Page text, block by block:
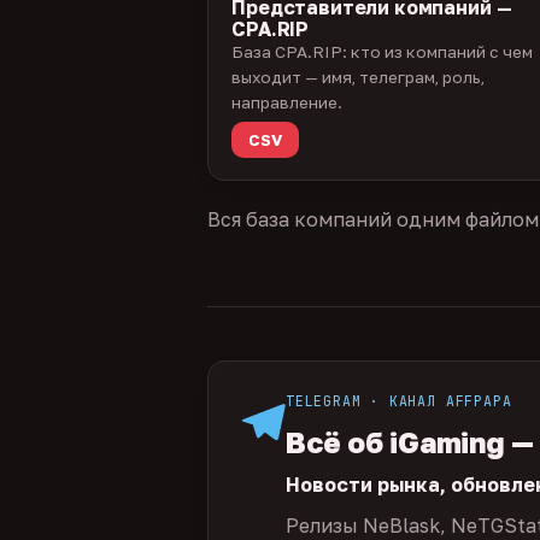
Представители компаний —
CPA.RIP
База CPA.RIP: кто из компаний с чем
выходит — имя, телеграм, роль,
направление.
CSV
Вся база компаний одним
TELEGRAM · КАНАЛ AFFPAPA
Всё об iGaming
Новости рынка,
Релизы NeBlask,